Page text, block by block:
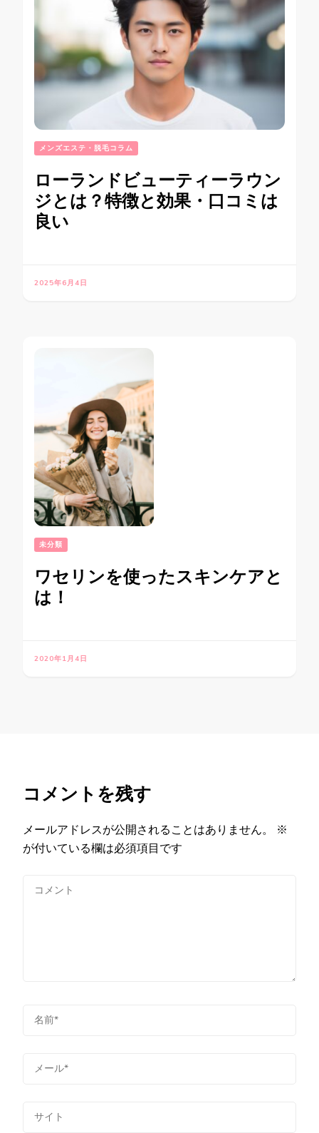
メンズエステ・脱毛コラム
ローランドビューティーラウン
ジとは？特徴と効果・口コミは
良い
2025年6月4日
未分類
ワセリンを使ったスキンケアと
は！
2020年1月4日
コメントを残す
メールアドレスが公開されることはありません。
※
が付いている欄は必須項目です